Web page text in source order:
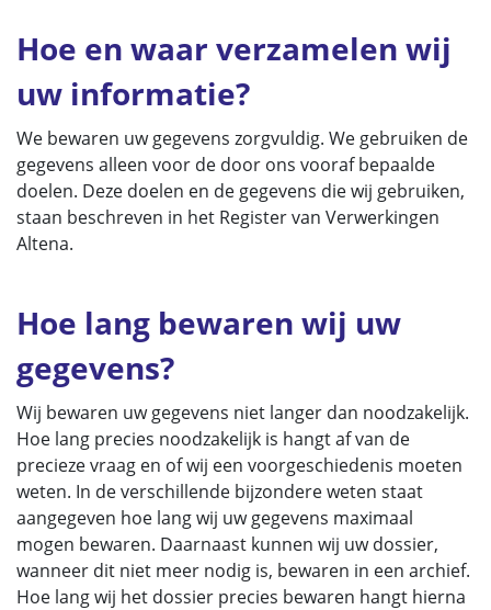
Hoe en waar verzamelen wij
uw informatie?
We bewaren uw gegevens zorgvuldig. We gebruiken de
gegevens alleen voor de door ons vooraf bepaalde
doelen. Deze doelen en de gegevens die wij gebruiken,
staan beschreven in het Register van Verwerkingen
Altena.
Hoe lang bewaren wij uw
gegevens?
Wij bewaren uw gegevens niet langer dan noodzakelijk.
Hoe lang precies noodzakelijk is hangt af van de
precieze vraag en of wij een voorgeschiedenis moeten
weten. In de verschillende bijzondere weten staat
aangegeven hoe lang wij uw gegevens maximaal
mogen bewaren. Daarnaast kunnen wij uw dossier,
wanneer dit niet meer nodig is, bewaren in een archief.
Hoe lang wij het dossier precies bewaren hangt hierna